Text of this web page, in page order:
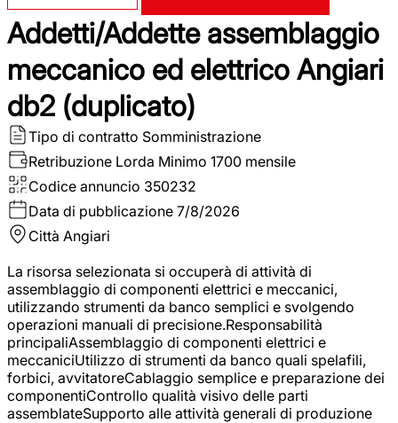
Addetti/Addette assemblaggio
meccanico ed elettrico Angiari
db2 (duplicato)
Tipo di contratto Somministrazione
Retribuzione Lorda Minimo 1700 mensile
Codice annuncio 350232
Data di pubblicazione 7/8/2026
Città Angiari
La risorsa selezionata si occuperà di attività di
assemblaggio di componenti elettrici e meccanici,
utilizzando strumenti da banco semplici e svolgendo
operazioni manuali di precisione.Responsabilità
principaliAssemblaggio di componenti elettrici e
meccaniciUtilizzo di strumenti da banco quali spelafili,
forbici, avvitatoreCablaggio semplice e preparazione dei
componentiControllo qualità visivo delle parti
assemblateSupporto alle attività generali di produzione